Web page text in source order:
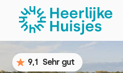
1
9,1 Sehr gut